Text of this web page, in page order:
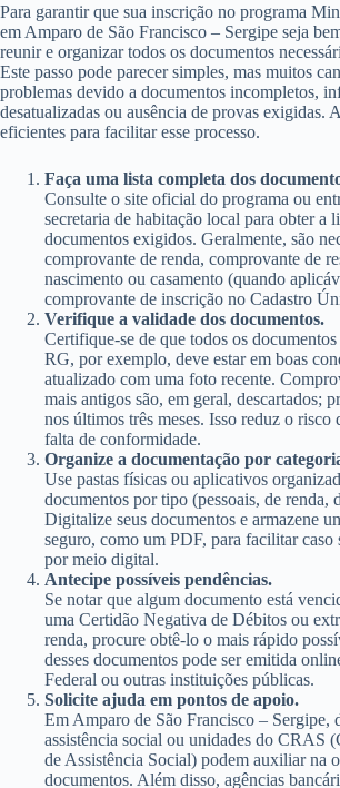
Para garantir que sua inscrição no programa
em Amparo de São Francisco – Sergipe seja
reunir e organizar todos os documentos
Este passo pode parecer simples, mas muitos
problemas devido a documentos incompletos,
desatualizadas ou ausência de provas exigidas.
eficientes para facilitar esse processo.
Faça uma lista completa dos
Consulte o site oficial do programa ou
secretaria de habitação local para obter a
documentos exigidos. Geralmente, são
comprovante de renda, comprovante de
nascimento ou casamento (quando
comprovante de inscrição no Cadastro
Verifique a validade dos documentos.
Certifique-se de que todos os
RG, por exemplo, deve estar em boas
atualizado com uma foto recente.
mais antigos são, em geral, descartados;
nos últimos três meses. Isso reduz o
falta de conformidade.
Organize a documentação por
Use pastas físicas ou aplicativos
documentos por tipo (pessoais, de renda,
Digitalize seus documentos e armazene
seguro, como um PDF, para facilitar caso
por meio digital.
Antecipe possíveis pendências.
Se notar que algum documento está
uma Certidão Negativa de Débitos ou
renda, procure obtê-lo o mais rápido
desses documentos pode ser emitida
Federal ou outras instituições públicas.
Solicite ajuda em pontos de apoio.
Em Amparo de São Francisco – Sergipe,
assistência social ou unidades do CRAS
de Assistência Social) podem auxiliar na
documentos. Além disso, agências